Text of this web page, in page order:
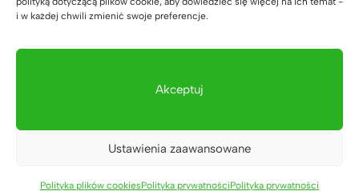
i w każdej chwili zmienić swoje preferencje.
Akceptuj
Ustawienia zaawansowane
Polityka plików cookiesPolityka prywatnościPolityka prywatności
19 lipca 2026
18 lipca 2026
Jak stworzyliśmy duże stanowisko